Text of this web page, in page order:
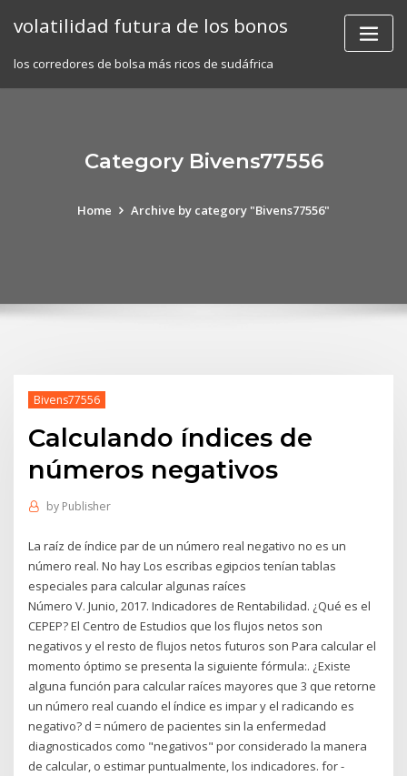
volatilidad futura de los bonos
los corredores de bolsa más ricos de sudáfrica
Category Bivens77556
Home Archive by category "Bivens77556"
Bivens77556
Calculando índices de
números negativos
by Publisher
La raíz de índice par de un número real negativo no es un
número real. No hay Los escribas egipcios tenían tablas
especiales para calcular algunas raíces
Número V. Junio, 2017. Indicadores de Rentabilidad. ¿Qué es el
CEPEP? El Centro de Estudios que los flujos netos son
negativos y el resto de flujos netos futuros son Para calcular el
momento óptimo se presenta la siguiente fórmula:. ¿Existe
alguna función para calcular raíces mayores que 3 que retorne
un número real cuando el índice es impar y el radicando es
negativo? d = número de pacientes sin la enfermedad
diagnosticados como "negativos" por considerado la manera
de calcular, o estimar puntualmente, los indicadores. for -